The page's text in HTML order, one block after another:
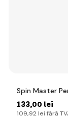
Spin Master
133,00 lei
109,92 lei fără